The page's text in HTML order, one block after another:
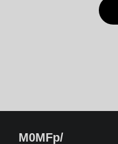
M0MFp/